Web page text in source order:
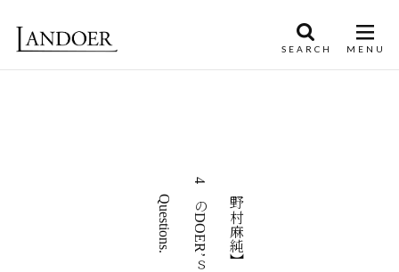
【野村麻純】
4つのDOER’ｓ
Questions.